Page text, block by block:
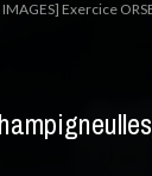
IMAGES] Exercice